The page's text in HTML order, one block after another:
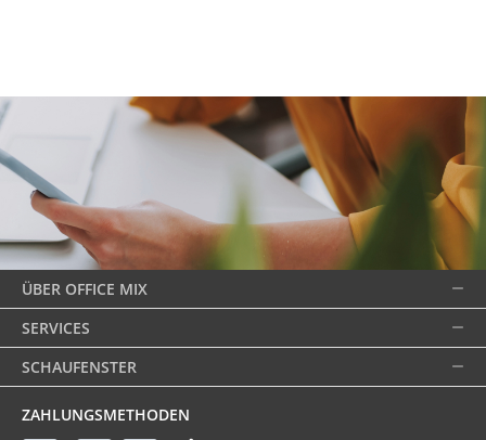
ÜBER OFFICE MIX
SERVICES
SCHAUFENSTER
ZAHLUNGSMETHODEN